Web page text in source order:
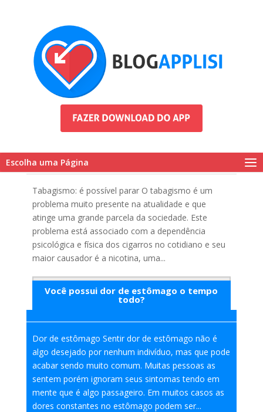
Escolha uma Página
Como se livrar do tabagismo?
Tabagismo: é possível parar O tabagismo é um
problema muito presente na atualidade e que
atinge uma grande parcela da sociedade. Este
problema está associado com a dependência
psicológica e física dos cigarros no cotidiano e seu
maior causador é a nicotina, uma...
Saiba mais
Você possui dor de estômago o tempo
todo?
Dor de estômago Sentir dor de estômago não é
algo desejado por nenhum indivíduo, mas que pode
acabar sendo muito comum. Muitas pessoas as
sentem porém ignoram seus sintomas tendo em
mente que é algo passageiro. Em muitos casos as
dores constantes no estômago podem ser...